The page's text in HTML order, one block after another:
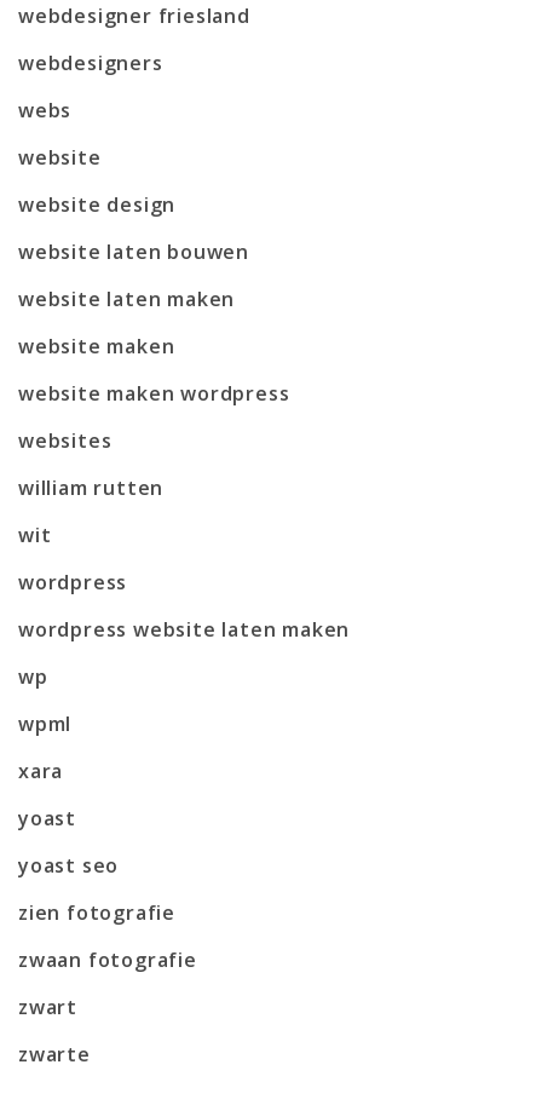
webdesigner friesland
webdesigners
webs
website
website design
website laten bouwen
website laten maken
website maken
website maken wordpress
websites
william rutten
wit
wordpress
wordpress website laten maken
wp
wpml
xara
yoast
yoast seo
zien fotografie
zwaan fotografie
zwart
zwarte